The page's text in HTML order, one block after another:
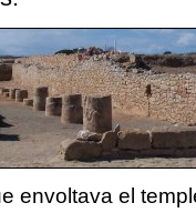
envoltava el